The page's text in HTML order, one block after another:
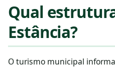
Qual
Estância?
O turismo municipal